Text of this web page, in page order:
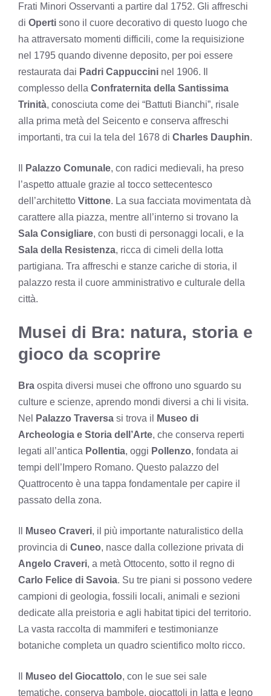
Frati Minori Osservanti a partire dal 1752. Gli affreschi
di Operti sono il cuore decorativo di questo luogo che
ha attraversato momenti difficili, come la requisizione
nel 1795 quando divenne deposito, per poi essere
restaurata dai Padri Cappuccini nel 1906. Il
complesso della Confraternita della Santissima
Trinità, conosciuta come dei “Battuti Bianchi”, risale
alla prima metà del Seicento e conserva affreschi
importanti, tra cui la tela del 1678 di Charles Dauphin.
Palazzo Comunale, con radici medievali, ha preso
l’aspetto attuale grazie al tocco settecentesco
dell’architetto Vittone. La sua facciata movimentata dà
carattere alla piazza, mentre all’interno si trovano la
Sala Consigliare, con busti di personaggi locali, e la
Sala della Resistenza, ricca di cimeli della lotta
partigiana. Tra affreschi e stanze cariche di storia, il
palazzo resta il cuore amministrativo e culturale della
città.
Musei di Bra: natura, storia e
gioco da scoprire
Bra ospita diversi musei che offrono uno sguardo su
culture e scienze, aprendo mondi diversi a chi li visita.
Nel
Palazzo Traversa si trova il
Museo di
Archeologia e Storia dell’Arte, che conserva reperti
legati all’antica Pollentia, oggi Pollenzo, fondata ai
tempi dell’Impero Romano. Questo palazzo del
Quattrocento è una tappa fondamentale per capire il
passato della zona.
Museo Craveri, il più importante naturalistico della
provincia di Cuneo, nasce dalla collezione privata di
Angelo Craveri, a metà Ottocento, sotto il regno di
Carlo Felice di Savoia. Su tre piani si possono vedere
campioni di geologia, fossili locali, animali e sezioni
dedicate alla preistoria e agli habitat tipici del territorio.
La vasta raccolta di mammiferi e testimonianze
botaniche completa un quadro scientifico molto ricco.
Museo del Giocattolo, con le sue sei sale
tematiche, conserva bambole, giocattoli in latta e legno